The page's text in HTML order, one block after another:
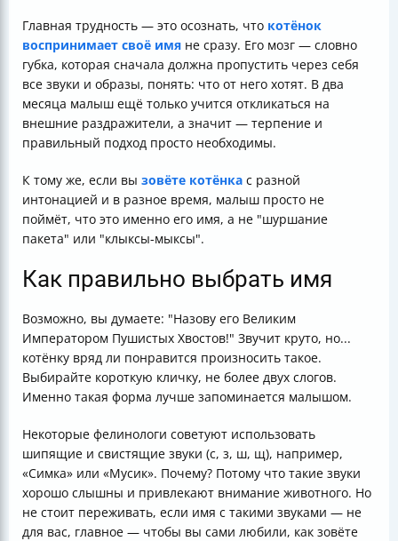
Главная трудность — это осознать, что котёнок
воспринимает своё имя не сразу. Его мозг — словно
губка, которая сначала должна пропустить через себя
все звуки и образы, понять: что от него хотят. В два
месяца малыш ещё только учится откликаться на
внешние раздражители, а значит — терпение и
правильный подход просто необходимы.
К тому же, если вы зовёте котёнка с разной
интонацией и в разное время, малыш просто не
поймёт, что это именно его имя, а не "шуршание
пакета" или "клыксы-мыксы".
Как правильно выбрать имя
Возможно, вы думаете: "Назову его Великим
Императором Пушистых Хвостов!" Звучит круто, но...
котёнку вряд ли понравится произносить такое.
Выбирайте короткую кличку, не более двух слогов.
Именно такая форма лучше запоминается малышом.
Некоторые фелинологи советуют использовать
шипящие и свистящие звуки (с, з, ш, щ), например,
«Симка» или «Мусик». Почему? Потому что такие звуки
хорошо слышны и привлекают внимание животного. Но
не стоит переживать, если имя с такими звуками — не
для вас, главное — чтобы вы сами любили, как зовёте